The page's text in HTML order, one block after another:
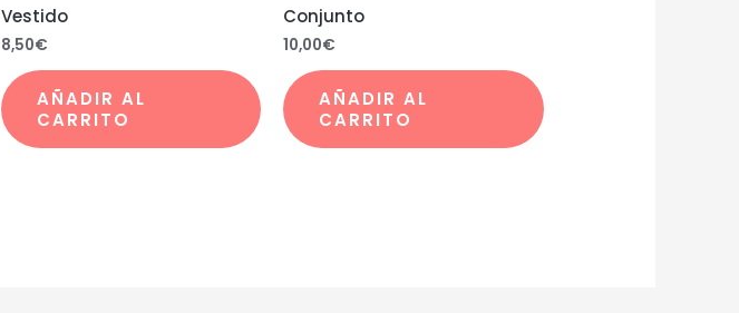
Vestido
8,50€
AÑADIR AL
CARRITO
Conjunto
10,00€
AÑADIR AL
CARRITO